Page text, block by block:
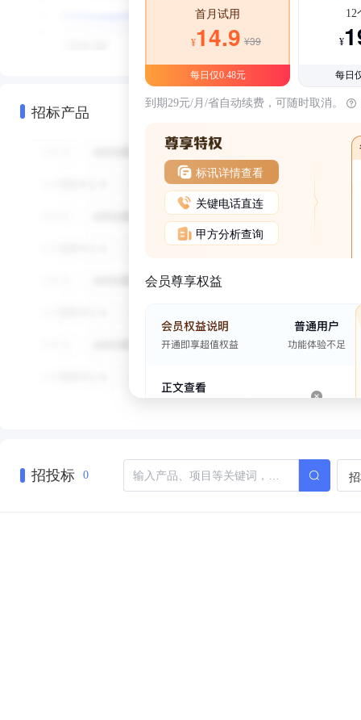
招标产品
首月试用
¥14.9 ¥39
每日仅0.48元
12
¥
每日
到期29元/月/省自动续费，可随时取消。
标讯详情查看
关键电话直连
甲方分析查询
会员尊享权益
招投标 0